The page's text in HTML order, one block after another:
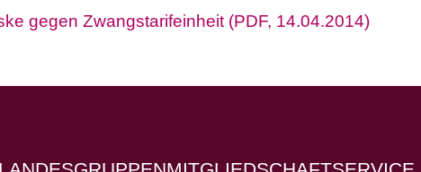
gegen Zwangstarifeinheit (PDF, 14.04.2014)